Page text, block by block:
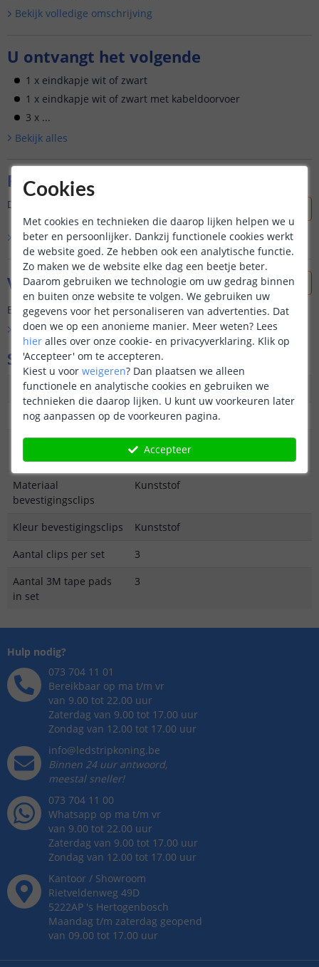
Bekijk volledige omschrijving
U ontvangt het volgende
1 x eindkapje wit of zwart
1 x eindkapje wit of zwart met kabeldoorvoer
3 x ...
Bekijk alles
Reviews
Dit product is nog niet beoordeeld door onze klanten.
Bekijk alle 0 reviews
Vraag & antwoord
Er is nog geen vraag gesteld over dit product.
Bekijk alle Vraag & antwoord
Specificaties
Materiaal eindkapjes
Kunststof
Kleur eindkapjes
Wit of zwart
Aantal eindkapjes per
set
2
Materiaal
bevestigingsclips
Kunststof
Kleur bevestigingsclips
Kunststof
Aantal clips per set
3
Aantal 3M tape pads
in set
3
Hulp nodig?
073 704 11 01
Bereikbaar op ma t/m vr
van 9.00 tot 22.00 uur
Zaterdag van 9.00 tot 17.00 uur
Zondag van 12.00 tot 17.00 uur
info@ledstripkoning.be
Binnen 24 uur antwoord,
meestal sneller!
073 704 11 00
Whatsapp op ma t/m vr
van 9.00 tot 22.00 uur
Zaterdag van 9.00 tot 17.00 uur
Zondag van 12.00 tot 17.00 uur
Kantoor / Showroom
Rietveldenweg 49D
5222AP 's Hertogenbosch
Maandag t/m zaterdag geopend
van 09.00 tot 17.00 uur
Cookies
Met cookies en technieken die daarop lijken helpen we u
beter en persoonlijker. Dankzij functionele cookies werkt
de website goed. Ze hebben ook een analytische functie.
Zo maken we de website elke dag een beetje beter.
Daarom gebruiken we technologie om uw gedrag binnen
en buiten onze website te volgen. We gebruiken uw
gegevens voor het personaliseren van advertenties. Dat
doen we op een anonieme manier. Meer weten? Lees
hier alles over onze cookie- en privacyverklaring. Klik op
'Accepteer' om te accepteren.
Kiest u voor weigeren? Dan plaatsen we alleen
functionele en analytische cookies en gebruiken we
technieken die daarop lijken. U kunt uw voorkeuren later
nog aanpassen op de voorkeuren pagina.
Accepteer